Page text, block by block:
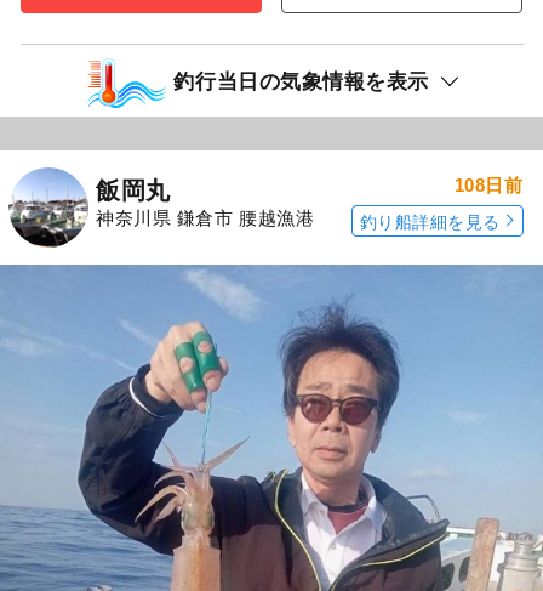
釣行当日の気象情報を表示
飯岡丸
神奈川県 鎌倉市 腰越漁港
108日前
釣り船詳細を見る